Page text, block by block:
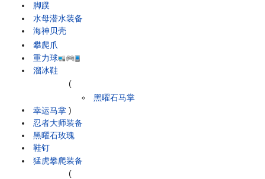
脚蹼
水母潜水装备
海神贝壳
攀爬爪
重力球
溜冰鞋
幸运马掌
(
黑曜石马掌
)
忍者大师装备
黑曜石玫瑰
鞋钉
猛虎攀爬装备
(